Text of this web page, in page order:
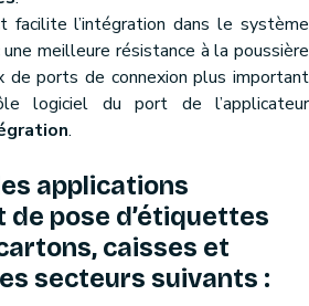
facilite l’intégration dans le système
une meilleure résistance à la poussière
de ports de connexion plus important
logiciel du port de l’applicateur
.
applications
de pose d’étiquettes
caisses et
secteurs suivants :